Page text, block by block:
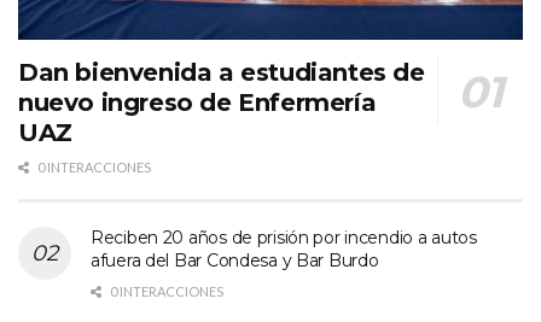
Dan bienvenida a estudiantes de
nuevo ingreso de Enfermería
UAZ
0 INTERACCIONES
Reciben 20 años de prisión por incendio a autos
afuera del Bar Condesa y Bar Burdo
0 INTERACCIONES